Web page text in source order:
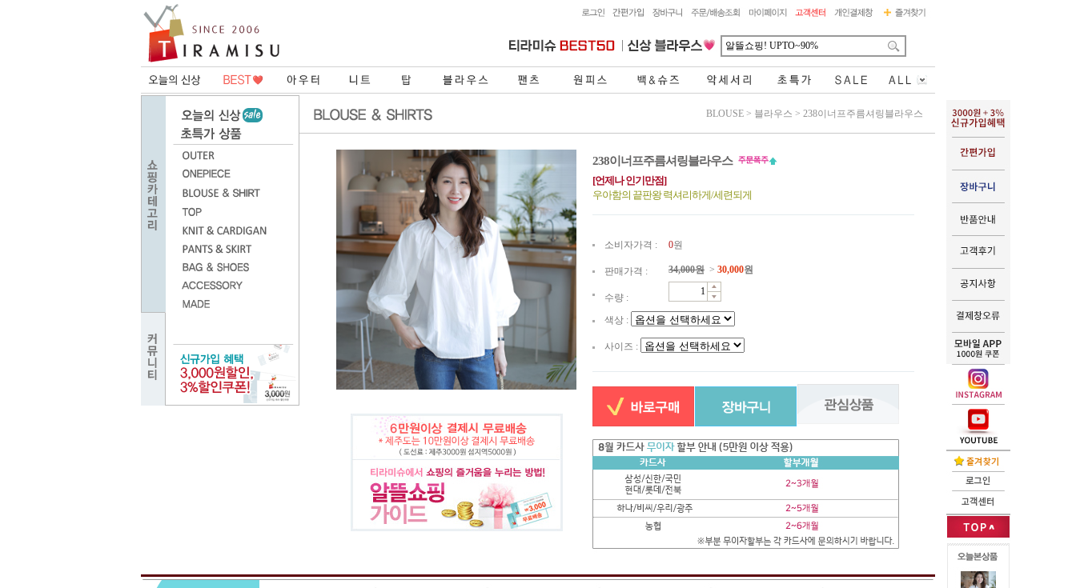
BLOUSE > 블라우스 > 238이너프주름셔링블라우스
238이너프주름셔링블라우스
[언제나 인기만점]
우아함의 끝판왕 력셔리하게/세련되게
소비자가격 : 0원
판매가격 : 34,000원 > 30,000원
수량 :
색상 :
사이즈 :